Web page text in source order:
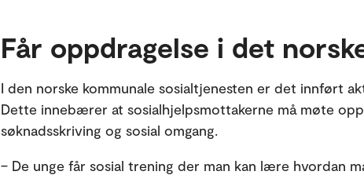
Får oppdragelse i det
I den norske kommunale sosialtjenesten er det innført
Dette innebærer at sosialhjelpsmottakerne må møte
søknadsskriving og sosial omgang.
– De unge får sosial trening der man kan lære hvordan